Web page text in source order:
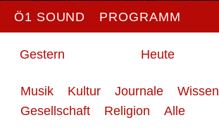
Ö1 SOUND PROGRAMM
Gestern Heute
Musik Kultur Journale
Wissen
Gesellschaft
Religion Alle